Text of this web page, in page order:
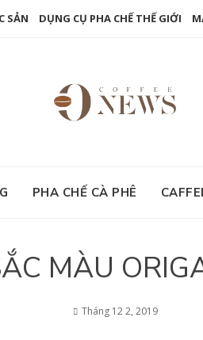
SẢN DỤNG CỤ PHA CHẾ THẾ GIỚI
PHA CHẾ CÀ PHÊ
MÀU
Tháng 12 2, 2019